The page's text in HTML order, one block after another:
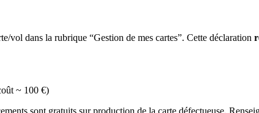
vol dans la rubrique “Gestion de mes cartes”. Cette déclaration
~ 100 €)
sont gratuits sur production de la carte défectueuse.